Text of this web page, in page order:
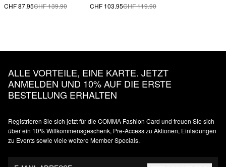
CHF 87.95CHF 139.90
CHF 103.95CHF 119.90
ALLE VORTEILE, EINE KARTE. JETZT
ANMELDEN UND 10% AUF DIE ERSTE
BESTELLUNG ERHALTEN
Registrieren Sie sich jetzt für die COMMA Fashion Card und freuen Sie sich
über ein 10% Willkommensgeschenk, Pre-Access zu Aktionen, Einladungen
zu Events sowie viele weitere Member Specials.